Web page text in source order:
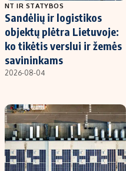
NT IR STATYBOS
Sandėlių ir logistikos
objektų plėtra Lietuvoje:
ko tikėtis verslui ir žemės
savininkams
2026-08-04